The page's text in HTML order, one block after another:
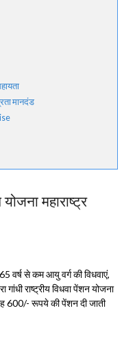
मानदंड
योजना महाराष्ट्र
वर्ष से कम आयु वर्ग की विधवाएं,
गांधी राष्ट्रीय विधवा पेंशन योजना
600/- रूपये की पेंशन दी जाती